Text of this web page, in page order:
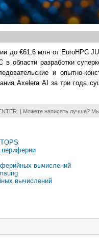
до €61,6 млн от EuroHPC
области разработки
и опытно-
Axelera AI за три года
| Можете написать лучше?
периферии
вычислений
вычислений